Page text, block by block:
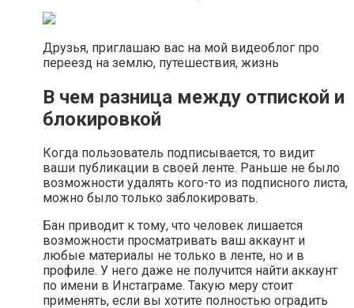
Друзья, приглашаю вас на мой видеоблог про
переезд на землю, путешествия, жизнь
В чем разница между отпиской и
блокировкой
Когда пользователь подписывается, то видит
ваши публикации в своей ленте. Раньше не было
возможности удалять кого-то из подписного листа,
можно было только заблокировать.
Бан приводит к тому, что человек лишается
возможности просматривать ваш аккаунт и
любые материалы не только в ленте, но и в
профиле. У него даже не получится найти аккаунт
по имени в Инстаграме. Такую меру стоит
применять, если вы хотите полностью оградить